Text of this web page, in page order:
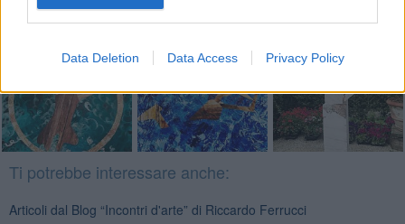
Data Deletion Data Access Privacy Policy
Ti potrebbe interessare anche:
Articoli dal Blog “Incontri d'arte” di Riccardo Ferrucci